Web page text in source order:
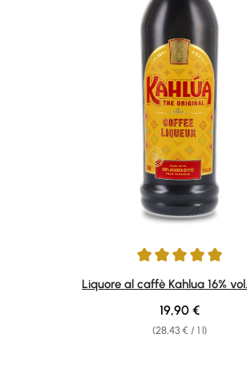
Average rating of 4.94 out of 5 stars
Liquore al caffè Kahlua 16%
(28,43 € / 1 l)
Regular price:
19,90 €